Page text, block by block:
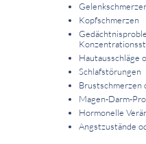
Kopfschmerzen
Hautausschläge
Schlafstörungen
Brustschmerzen
Magen-Darm-
Hormonelle
Angstzustände